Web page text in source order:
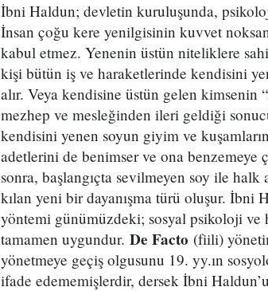
İbni Haldun; devletin kuruluşunda,
İnsan çoğu kere yenilgisinin kuvvet
kabul etmez. Yenenin üstün niteliklere
kişi bütün iş ve haraketlerinde kendisini
alır. Veya kendisine üstün gelen kimsenin
mezhep ve mesleğinden ileri geldiği
kendisini yenen soyun giyim ve
adetlerini de benimser ve ona benzemeye
sonra, başlangıçta sevilmeyen soy ile halk
kılan yeni bir dayanışma türü oluşur. İbni
yöntemi günümüzdeki; sosyal psikoloji
tamamen uygundur. De Facto (fiili)
yönetmeye geçiş olgusunu 19. yy.ın
ifade edememişlerdir, dersek İbni Haldun’u